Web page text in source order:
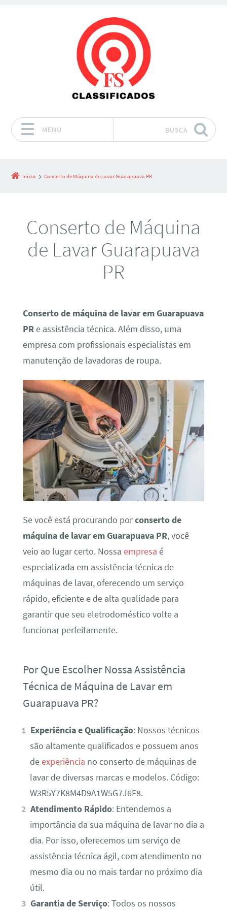
MENU BUSCA
Início Conserto de Máquina de Lavar Guarapuava PR
Conserto de Máquina
de Lavar Guarapuava
PR
Conserto de máquina de lavar em Guarapuava
PRe assistência técnica. Além disso, uma
empresa com profissionais especialistas em
manutenção de lavadoras de roupa.
Se você está procurando porconserto de
máquina de lavar em Guarapuava PR, você
veio ao lugar certo. Nossa empresa é
especializada em assistência técnica de
máquinas de lavar, oferecendo um serviço
rápido, eficiente e de alta qualidade para
garantir que seu eletrodoméstico volte a
funcionar perfeitamente.
Por Que Escolher Nossa Assistência
Técnica de Máquina de Lavar em
Guarapuava PR?
Experiência e Qualificação: Nossos técnicos
são altamente qualificados e possuem anos
deexperiência no conserto de máquinas de
lavar de diversas marcas e modelos. Código:
W3R5Y7K8M4D9A1W5G7J6F8.
Atendimento Rápido: Entendemos a
importância da sua máquina de lavar no dia a
dia. Por isso, oferecemos um serviço de
assistência técnica ágil, com atendimento no
mesmo dia ou no mais tardar no próximo dia
útil.
Garantia de Serviço: Todos os nossos